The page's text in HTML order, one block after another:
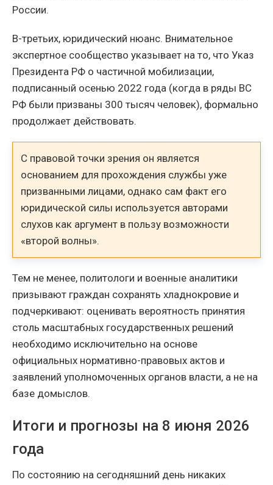
России.
В-третьих, юридический нюанс. Внимательное
экспертное сообщество указывает на то, что Указ
Президента РФ о частичной мобилизации,
подписанный осенью 2022 года (когда в ряды ВС
РФ были призваны 300 тысяч человек), формально
продолжает действовать.
С правовой точки зрения он является
основанием для прохождения службы уже
призванными лицами, однако сам факт его
юридической силы используется авторами
слухов как аргумент в пользу возможности
«второй волны».
Тем не менее, политологи и военные аналитики
призывают граждан сохранять хладнокровие и
подчеркивают: оценивать вероятность принятия
столь масштабных государственных решений
необходимо исключительно на основе
официальных нормативно-правовых актов и
заявлений уполномоченных органов власти, а не на
базе домыслов.
Итоги и прогнозы на 8 июня 2026
года
По состоянию на сегодняшний день никаких